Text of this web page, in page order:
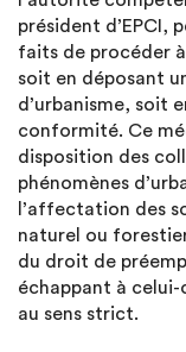
président d’EPCI,
faits de procéder
soit en déposant
d’urbanisme, soit
conformité. Ce
disposition des
phénomènes
l’affectation des
naturel ou
du droit de
échappant à celui-
au sens strict.